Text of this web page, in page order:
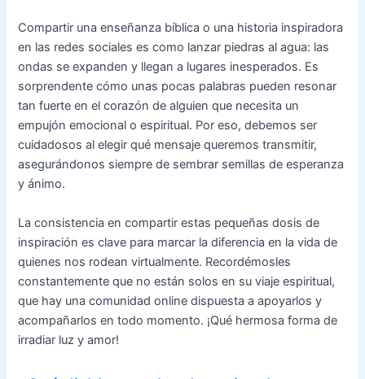
Compartir una enseñanza bíblica o una historia inspiradora
en las redes sociales es como lanzar piedras al agua: las
ondas se expanden y llegan a lugares inesperados. Es
sorprendente cómo unas pocas palabras pueden resonar
tan fuerte en el corazón de alguien que necesita un
empujón emocional o espiritual. Por eso, debemos ser
cuidadosos al elegir qué mensaje queremos transmitir,
asegurándonos siempre de sembrar semillas de esperanza
y ánimo.
La consistencia en compartir estas pequeñas dosis de
inspiración es clave para marcar la diferencia en la vida de
quienes nos rodean virtualmente. Recordémosles
constantemente que no están solos en su viaje espiritual,
que hay una comunidad online dispuesta a apoyarlos y
acompañarlos en todo momento. ¡Qué hermosa forma de
irradiar luz y amor!